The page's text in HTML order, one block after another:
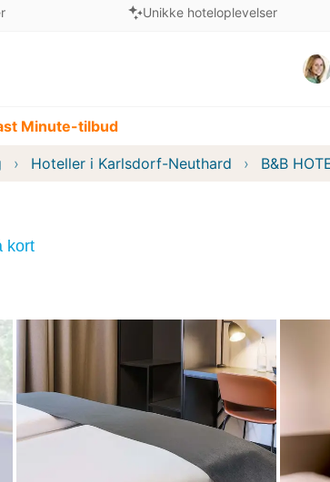
Unikke hoteloplevelser
Minute-tilbud
Hoteller i Karlsdorf-Neuthard B&B
kort